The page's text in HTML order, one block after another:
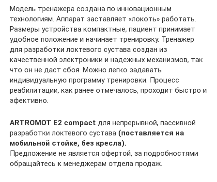
Модель тренажера создана по инновационным
технологиям. Аппарат заставляет «локоть» работать.
Размеры устройства компактные, пациент принимает
удобное положение и начинает тренировку. Тренажер
для разработки локтевого сустава создан из
качественной электроники и надежных механизмов, так
что он не даст сбоя. Можно легко задавать
индивидуальную программу тренировки. Процесс
реабилитации, как ранее отмечалось, проходит быстро и
эфективно.
ARTROMOT E2 compact для непрерывной, пассивной
разработки локтевого сустава (поставляется на
мобильной стойке, без кресла).
Предложение не является офертой, за подробностями
обращайтесь к менеджерам отдела продаж.